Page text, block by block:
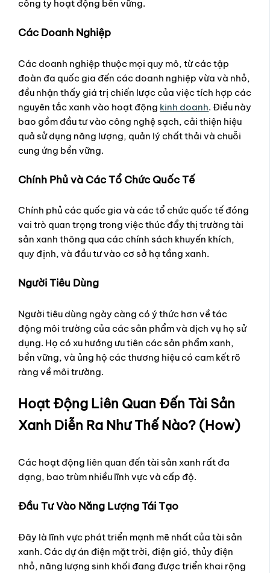
công ty hoạt động bền vững.
Các Doanh Nghiệp
Các doanh nghiệp thuộc mọi quy mô, từ các tập
đoàn đa quốc gia đến các doanh nghiệp vừa và nhỏ,
đều nhận thấy giá trị chiến lược của việc tích hợp các
nguyên tắc xanh vào hoạt động kinh doanh. Điều này
bao gồm đầu tư vào công nghệ sạch, cải thiện hiệu
quả sử dụng năng lượng, quản lý chất thải và chuỗi
cung ứng bền vững.
Chính Phủ và Các Tổ Chức Quốc Tế
Chính phủ các quốc gia và các tổ chức quốc tế đóng
vai trò quan trọng trong việc thúc đẩy thị trường tài
sản xanh thông qua các chính sách khuyến khích,
quy định, và đầu tư vào cơ sở hạ tầng xanh.
Người Tiêu Dùng
Người tiêu dùng ngày càng có ý thức hơn về tác
động môi trường của các sản phẩm và dịch vụ họ sử
dụng. Họ có xu hướng ưu tiên các sản phẩm xanh,
bền vững, và ủng hộ các thương hiệu có cam kết rõ
ràng về môi trường.
Hoạt Động Liên Quan Đến Tài Sản
Xanh Diễn Ra Như Thế Nào? (How)
Các hoạt động liên quan đến tài sản xanh rất đa
dạng, bao trùm nhiều lĩnh vực và cấp độ.
Đầu Tư Vào Năng Lượng Tái Tạo
Đây là lĩnh vực phát triển mạnh mẽ nhất của tài sản
xanh. Các dự án điện mặt trời, điện gió, thủy điện
nhỏ, năng lượng sinh khối đang được triển khai rộng